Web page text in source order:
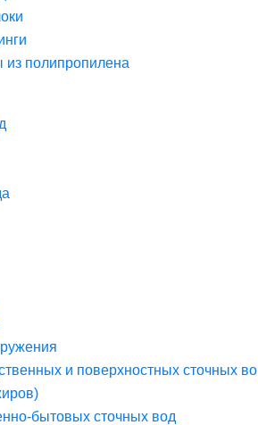
полипропилена
и поверхностных сточных во
бытовых сточных вод